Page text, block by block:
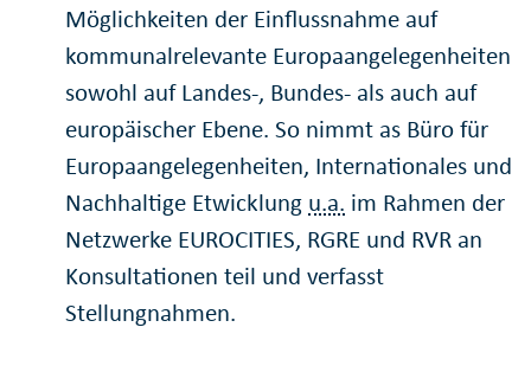
Möglichkeiten der Einflussnahme auf
kommunalrelevante Europaangelegenheiten
sowohl auf Landes-, Bundes- als auch auf
europäischer Ebene. So nimmt as Büro für
Europaangelegenheiten, Internationales und
Nachhaltige Etwicklung u.a. im Rahmen der
Netzwerke EUROCITIES, RGRE und RVR an
Konsultationen teil und verfasst
Stellungnahmen.